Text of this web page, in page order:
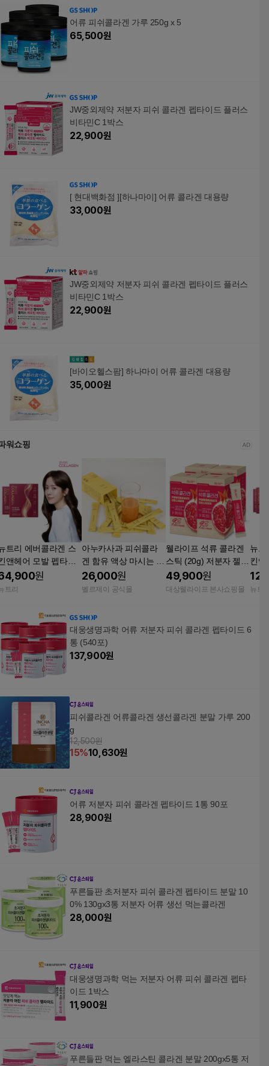
어류 피쉬콜라겐 가루 250g x 5
65,500원
JW중외제약 저분자 피쉬 콜라겐 펩타이드 플러스
비타민C 1박스
22,900원
[ 현대백화점 ][하나마이] 어류 콜라겐 대용량
33,000원
JW중외제약 저분자 피쉬 콜라겐 펩타이드 플러스
비타민C 1박스
22,900원
[바이오헬스팜] 하나마이 어류 콜라겐 대용량
35,000원
워쇼핑
트리 에버콜라겐 스
앤헤어 모발 펩타이
고함량 GPH 콜라겐
박스 (8주) 윤기 탄력
원
트리
아누카사과 피쉬콜라
겐 함유 액상 마시는 콜
라겐
26,000원
벨르제이 공식몰
웰라이프 석류 콜라겐
스틱 (20g) 저분자 젤리
스틱 피쉬어류 15포, 4
개
49,900원
대상웰라이프 본사쇼핑몰
뉴트
킨앤
드
4박
뉴트
대웅생명과학 어류 저분자 피쉬 콜라겐 펩타이드 6
통 (540포)
137,900원
피쉬콜라겐 어류콜라겐 생선콜라겐 분말 가루 200
g
12,500원
15%10,630원
어류 저분자 피쉬 콜라겐 펩타이드 1통 90포
28,900원
푸른들판 초저분자 피쉬 콜라겐 펩타이드 분말 10
0% 130gx3통 저분자 어류 생선 먹는콜라겐
28,000원
대웅생명과학 먹는 저분자 어류 피쉬 콜라겐 펩타
이드 1박스
11,900원
푸른들판 먹는 엘라스틴 콜라겐 분말 200gx5통 저